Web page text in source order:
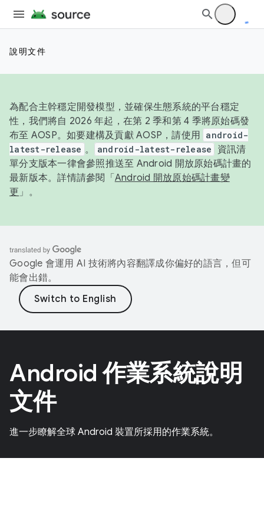
說明文件
為配合主幹穩定開發模型，並確保生態系統的平台穩定
性，我們將自 2026 年起，在第 2 季和第 4 季將原始碼發
布至 AOSP。如要建構及貢獻 AOSP，請使用 android-
latest-release 。 android-latest-release
資訊清
單分支版本一律會參照推送至 Android 開放原始碼計畫的
最新版本。詳情請參閱「 Android 開放原始碼計畫變
更 」。
Google 會運用 AI 技術將內容翻譯成你偏好的語言，但可
能會出錯。
Android 作業系統說明
文件
進一步瞭解全球 Android 裝置所採用的作業系統。